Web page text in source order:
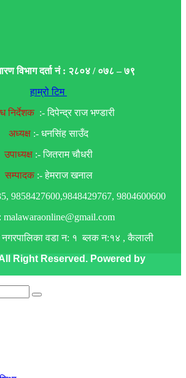
विभाग दर्ता नं : २८०४ / ०७८ – ७९
हाम्रो टिम
निर्देशक:- दिपेन्द्र राज भण्डारी
अध्यक्ष :- धनसिंह साउँद
उपाध्यक्ष :- जितराम चौधरी
सम्पादक:- हेमराज खनाल
9858427600,9848429767, 9804600600
malawaraonline@gmail.com
वडा न: १ ब्लक न:१४ , कैलाली
Right Reserved. Powered by